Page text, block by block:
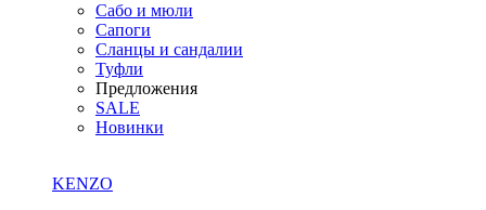
Сабо и мюли
Сапоги
Сланцы и сандалии
Туфли
Предложения
SALE
Новинки
KENZO